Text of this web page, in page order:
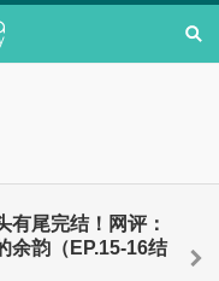
有尾完结！网评：
余韵（EP.15-16结